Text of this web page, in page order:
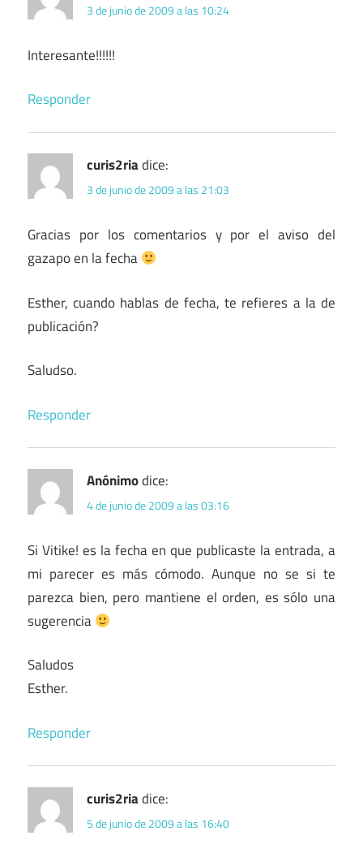
3 de junio de 2009 a las 10:24
Interesante!!!!!!
Responder
curis2riadice:
3 de junio de 2009 a las 21:03
Gracias por los comentarios y por el aviso del
gazapo en la fecha
Esther, cuando hablas de fecha, te refieres a la de
publicación?
Saludso.
Responder
Anónimodice:
4 de junio de 2009 a las 03:16
Si Vitike! es la fecha en que publicaste la entrada, a
mi parecer es más cómodo. Aunque no se si te
parezca bien, pero mantiene el orden, es sólo una
sugerencia
Saludos
Esther.
Responder
curis2riadice:
5 de junio de 2009 a las 16:40